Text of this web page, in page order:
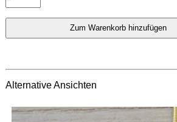
Alternative Ansichten